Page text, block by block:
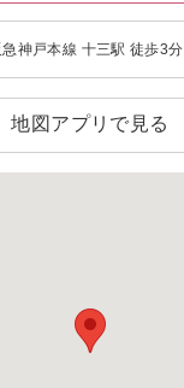
急神戸本線 十三駅 徒歩3分
地図アプリで見る